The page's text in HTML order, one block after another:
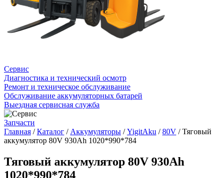
Сервис
Диагностика и технический осмотр
Ремонт и техническое обслуживание
Обслуживание аккумуляторных батарей
Выездная сервисная служба
Запчасти
Главная /Каталог / Аккумуляторы /YigitAku /80V /Тяговый
аккумулятор 80V 930Ah 1020*990*784
Тяговый аккумулятор 80V 930Ah
1020*990*784